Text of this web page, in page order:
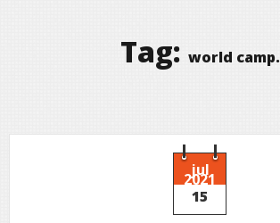
Tag: world camp.
jul
2021
15